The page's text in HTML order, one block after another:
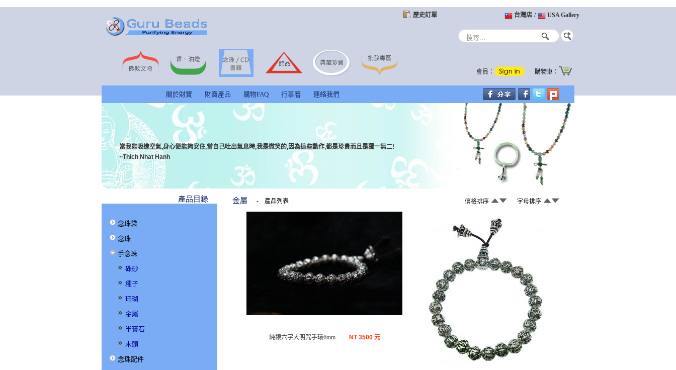
歷史訂單 USA Gallery
/
台灣店
會員： 購物車：
關於財寶 財寶產品 購物FAQ 行事曆 連絡我們
當我能吸進空氣,身心便能夠安住,當自己吐出氣息時,我是微笑的,因為這些動作,都是珍貴而且是獨一無二!
~Thich Nhat Hanh
產品目錄
念珠袋
念珠
手念珠
硃砂
種子
珊瑚
金屬
半寶石
木頭
念珠配件
金屬 - 產品列表 價格排序 字母排序
純銀六字大明咒手環6mm NT3500 元